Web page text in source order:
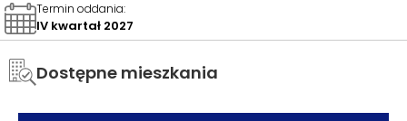
Termin oddania:
IV kwartał 2027
Dostępne mieszkania